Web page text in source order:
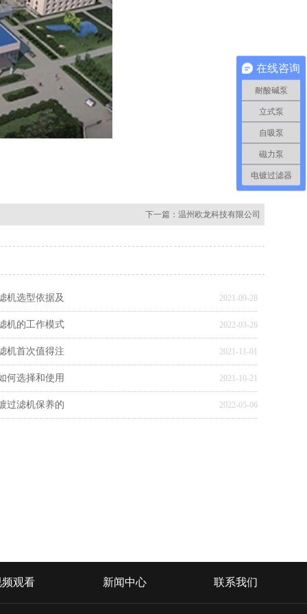
下一篇： 温州欧龙科技有限公司
机选型依据及 2021-09-28
机的工作模式 2022-03-26
机首次值得注 2021-11-01
何选择和使用 2021-10-21
过滤机保养的 2022-05-06
频观看 新闻中心 联系我们
在线咨询
耐酸碱泵
立式泵
自吸泵
磁力泵
电镀过滤器